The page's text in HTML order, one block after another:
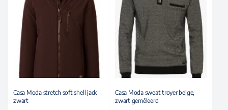
Casa Moda stretch soft shell jack
zwart
Casa Moda sweat troyer beige,
zwart gemêleerd